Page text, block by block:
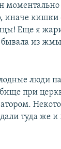
иначе
Еще я
из
люди
при
туда же